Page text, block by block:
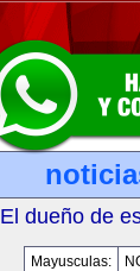
El dueño de
Mayusculas: